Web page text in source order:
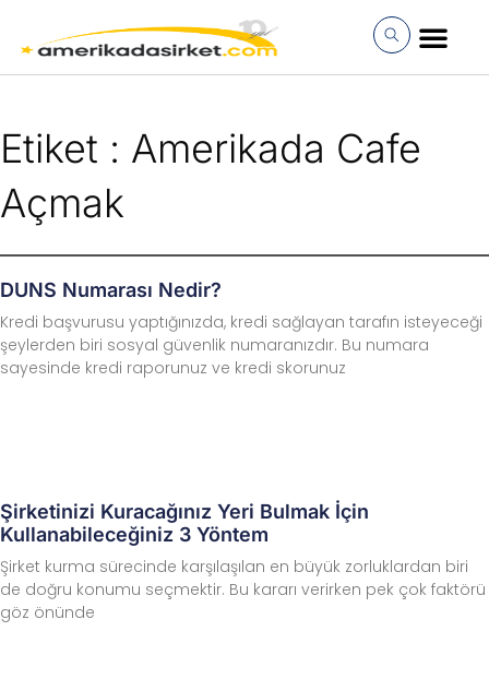
atla
Etiket : Amerikada Cafe
Açmak
DUNS Numarası Nedir?
Kredi başvurusu yaptığınızda, kredi sağlayan tarafın isteyeceği
şeylerden biri sosyal güvenlik numaranızdır. Bu numara
sayesinde kredi raporunuz ve kredi skorunuz
Şirketinizi Kuracağınız Yeri Bulmak İçin
Kullanabileceğiniz 3 Yöntem
Şirket kurma sürecinde karşılaşılan en büyük zorluklardan biri
de doğru konumu seçmektir. Bu kararı verirken pek çok faktörü
göz önünde